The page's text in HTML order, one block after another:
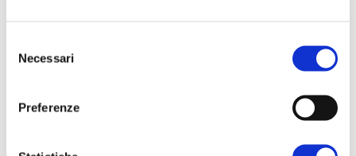
delNecessari
Preferenze
parte dell’Arabia Saudita per accelerare
Questa è un'anteprima del contenuto